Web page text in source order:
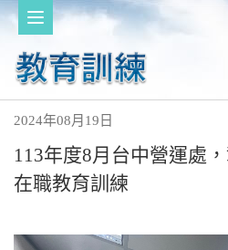
2024年08月19日
113年度8月台中營運處
在職教育訓練